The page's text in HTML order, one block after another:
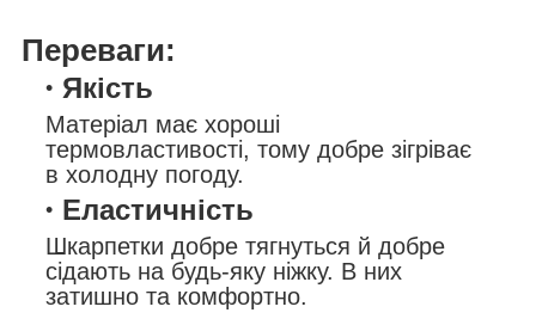
Переваги:
Якість
Матеріал має хороші
термовластивості, тому добре зігріває
в холодну погоду.
Еластичність
Шкарпетки добре тягнуться й добре
сідають на будь-яку ніжку. В них
затишно та комфортно.